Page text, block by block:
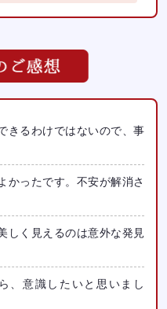
きるわけではないので、事
かったです。不安が解消さ
しく見えるのは意外な発見
、意識したいと思いまし